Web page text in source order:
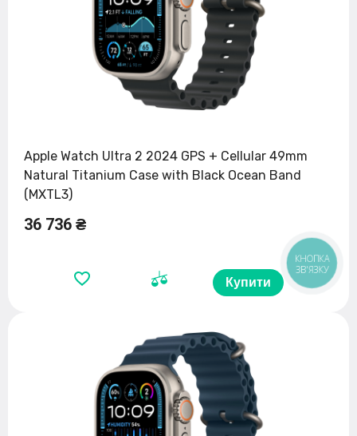
Apple Watch Ultra 2 2024 GPS + Cellular 49mm
Natural Titanium Case with Black Ocean Band
(MXTL3)
36 736 ₴
Купити
КНОПКА
ЗВ'ЯЗКУ